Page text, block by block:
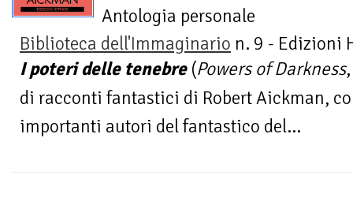
Antologia personale
Biblioteca dell'Immaginario n. 9 - Edizioni
I poteri delle tenebre(Powers of Darkness
di racconti fantastici di Robert Aickman,
importanti autori del fantastico del...